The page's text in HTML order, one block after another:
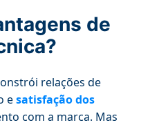
de
relações de
esatisfação dos
com a marca. Mas